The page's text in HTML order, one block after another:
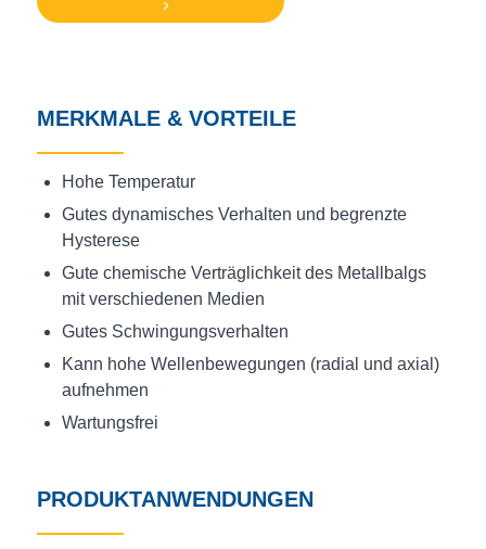
MERKMALE & VORTEILE
Hohe Temperatur
Gutes dynamisches Verhalten und begrenzte
Hysterese
Gute chemische Verträglichkeit des Metallbalgs
mit verschiedenen Medien
Gutes Schwingungsverhalten
Kann hohe Wellenbewegungen (radial und axial)
aufnehmen
Wartungsfrei
PRODUKTANWENDUNGEN